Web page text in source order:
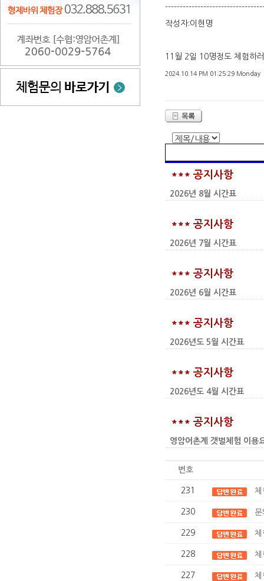
작성자:이현명
11월 2일 10명정도 체험하
2024.10.14 PM 01:25:29 Monday
*** 공지사항
2026년 8월 시간표
*** 공지사항
2026년 7월 시간표
*** 공지사항
2026년 6월 시간표
*** 공지사항
2026년도 5월 시간표
*** 공지사항
2026년도 4월 시간표
*** 공지사항
영암어촌계 갯벌체험 이
번호
231 체
230 문
229 체
228 체
227 체